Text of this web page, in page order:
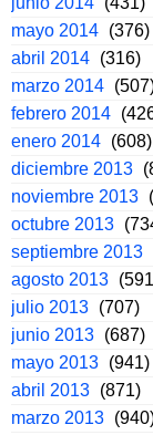
mayo 2014 (376)
abril 2014 (316)
marzo 2014
febrero 2014
enero 2014 (608)
diciembre 2013
noviembre 2013
octubre 2013
septiembre 2013
agosto 2013
julio 2013 (707)
junio 2013 (687)
mayo 2013 (941)
abril 2013 (871)
marzo 2013